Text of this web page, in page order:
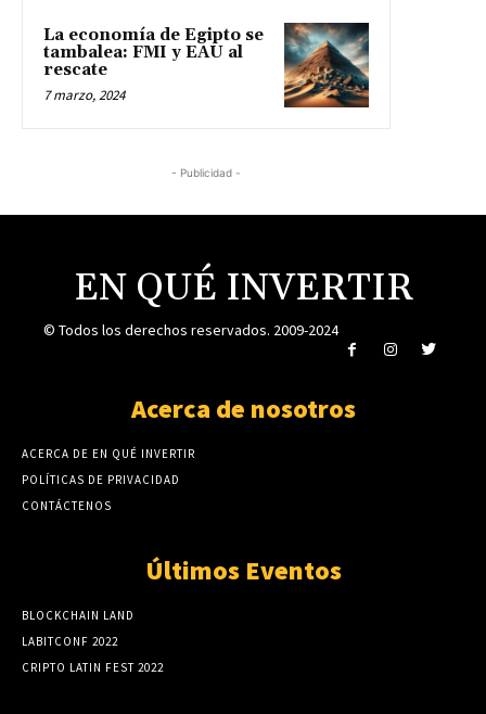
La economía de Egipto se
tambalea: FMI y EAU al
rescate
7 marzo, 2024
- Publicidad -
EN QUÉ INVERTIR
© Todos los derechos reservados. 2009-2024
Acerca de nosotros
ACERCA DE EN QUÉ INVERTIR
POLÍTICAS DE PRIVACIDAD
CONTÁCTENOS
Últimos Eventos
BLOCKCHAIN LAND
LABITCONF 2022
CRIPTO LATIN FEST 2022